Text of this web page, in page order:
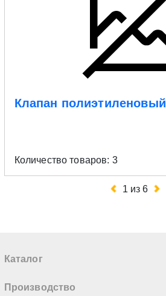
Клапан полиэтиленовый
Количество товаров: 3
1 из6
Каталог
Производство